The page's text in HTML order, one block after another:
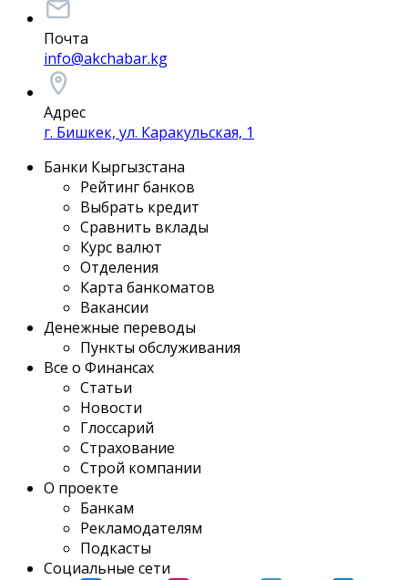
Почта
info@akchabar.kg
Адрес
г. Бишкек, ул. Каракульская, 1
Банки Кыргызстана
Рейтинг банков
Выбрать кредит
Сравнить вклады
Курс валют
Отделения
Карта банкоматов
Вакансии
Денежные переводы
Пункты обслуживания
Все о Финансах
Статьи
Новости
Глоссарий
Страхование
Строй компании
О проекте
Банкам
Рекламодателям
Подкасты
Социальные сети